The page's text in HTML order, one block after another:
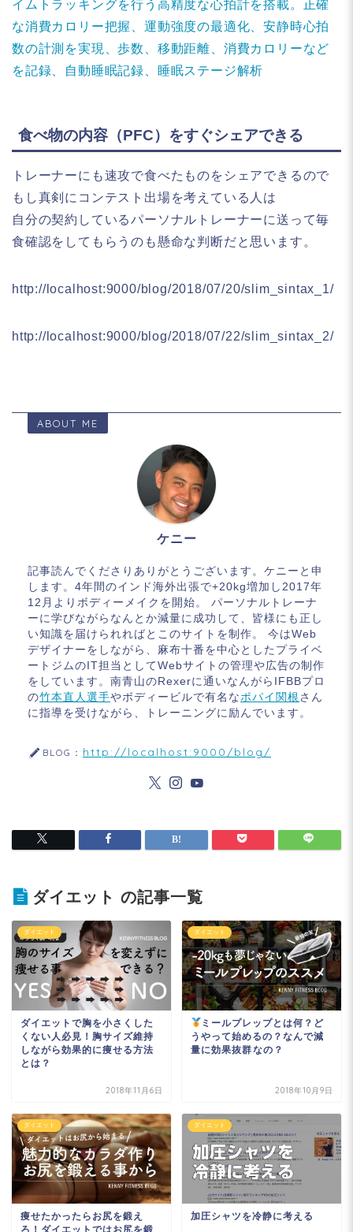
イムトラッキングを行う高精度な心拍計を搭載。正確
な消費カロリー把握、運動強度の最適化、安静時心拍
数の計測を実現、歩数、移動距離、消費カロリーなど
を記録、自動睡眠記録、睡眠ステージ解析
食べ物の内容（PFC）をすぐシェアできる
トレーナーにも速攻で食べたものをシェアできるので
もし真剣にコンテスト出場を考えている人は
自分の契約しているパーソナルトレーナーに送って毎
食確認をしてもらうのも懸命な判断だと思います。
http://localhost:9000/blog/2018/07/20/slim_sintax_1/
http://localhost:9000/blog/2018/07/22/slim_sintax_2/
ABOUT ME
ケニー
記事読んでくださりありがとうございます。ケニーと申
します。4年間のインド海外出張で+20kg増加し2017年
12月よりボディーメイクを開始。 パーソナルトレーナ
ーに学びながらなんとか減量に成功して、皆様にも正し
い知識を届けられればとこのサイトを制作。 今はWeb
デザイナーをしながら、麻布十番を中心としたプライベ
ートジムのIT担当としてWebサイトの管理や広告の制作
をしています。南青山のRexerに通いなんがらIFBBプロ
の竹本直人選手やボディービルで有名なポパイ関根 さん
に指導を受けながら、トレーニングに励んでいます。
BLOG： http://localhost:9000/blog/
ダイエット の記事一覧
ダイエット
ダイエットで胸を小さくした
くない人必見！胸サイズ維持
しながら効果的に痩せる方法
とは？
2018年11月6日
ダイエット
ミールプレップとは何？ど
うやって始めるの？なんで減
量に効果抜群なの？
2018年10月9日
ダイエット
痩せたかったらお尻を鍛え
ろ！ダイエットではお尻を鍛
ダイエット
加圧シャツを冷静に考える